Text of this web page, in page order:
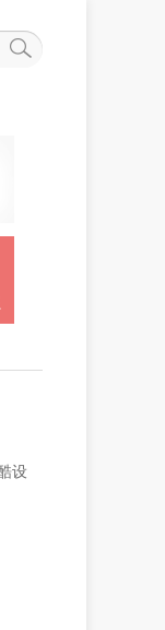
设